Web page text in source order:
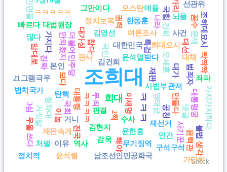
View as data table, Chart
조희대
ㅋㅋㅋ
희대
ㅋㅋㅋㅋ
김건희
무죄
윤석열
이재명
판사 국민 받다
재판
판결
대통령
대한민국
더불어민주당
사법부
참다 희대요시
명태균
재선거
특검
수사
2찍
거니
국회
김영선
대가성 여론조사
오세훈
탄핵
공천
김현지
보다
본인
안외쳤지
윤한홍
이놈
재판속개
건희
관저
대가
대법원장
만들다
사건
사기꾼
인간
전국
정치보복
청와대
한동훈
가지다
감옥
권력
극우
나라 뇌물
대선
대체
댓글
무기징역
범죄자
역사 윤핵관
이유
진짜
처벌 해야
ㅋㅋㅋㅋㅋ
거짓말
구석구석
국힘
그만이다
꼼수
남조선인민공화국
대통령궁
많다
맘대로
모스탄
문제
법치국가
불법
빠르다
생각
선관위
쓰다
애들
우울
윤석렬
인민들
정치적
조히데요시
좌파
짝짝짝
21그램
3심
가리
가만히
가지가지하다
Sneck